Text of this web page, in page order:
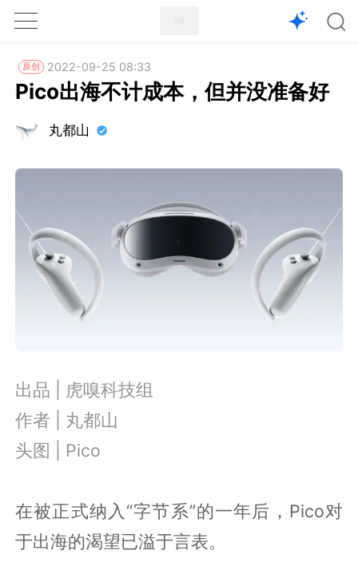
1X
原创 2022-09-25 08:33
Pico出海不计成本，但并没准备好
丸都山
出品 | 虎嗅科技组
作者 | 丸都山
头图 | Pico
在被正式纳入“字节系”的一年后，Pico对
于出海的渴望已溢于言表。